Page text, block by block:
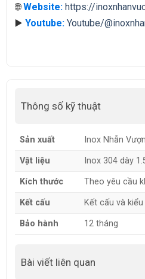
🌐Website: https://
▶️ Youtube: Youtube/
Thông số kỹ thuật
Sản xuất Inox Nhẫn
Vật liệu Inox 304 dày
Kích thước Theo yêu cầu
Kết cấu Kết cấu và
Bảo hành 12 tháng
Bài viết liên quan